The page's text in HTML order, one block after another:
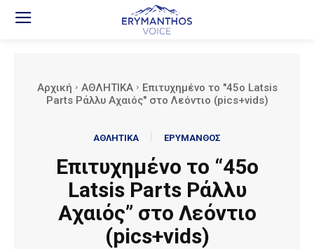
Αρχική ΑΘΛΗΤΙΚΑ
Eπιτυχημένο το "45ο Latsis
Parts Ράλλυ Αχαιός" στο Λεόντιο (pics+vids)
ΑΘΛΗΤΙΚΑ ΕΡΥΜΑΝΘΟΣ
Eπιτυχημένο το “45ο
Latsis Parts Ράλλυ
Αχαιός” στο Λεόντιο
(pics+vids)